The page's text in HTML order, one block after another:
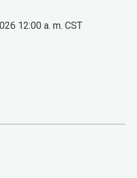
12:00 a. m. CST